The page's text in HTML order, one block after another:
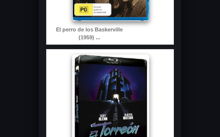
El perro de los Baskerville
(1959) ...